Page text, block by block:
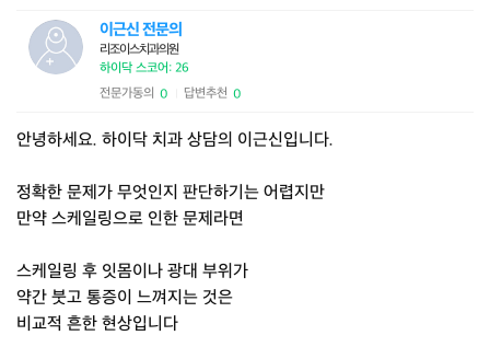
이근신 전문의
리조이스치과의원
하이닥 스코어: 26
전문가동의 0 답변추천 0
안녕하세요. 하이닥 치과 상담의 이근신입니다.
정확한 문제가 무엇인지 판단하기는 어렵지만
만약 스케일링으로 인한 문제라면
스케일링 후 잇몸이나 광대 부위가
약간 붓고 통증이 느껴지는 것은
비교적 흔한 현상입니다